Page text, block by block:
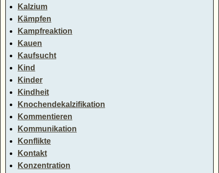
Kalzium
Kämpfen
Kampfreaktion
Kauen
Kaufsucht
Kind
Kinder
Kindheit
Knochendekalzifikation
Kommentieren
Kommunikation
Konflikte
Kontakt
Konzentration